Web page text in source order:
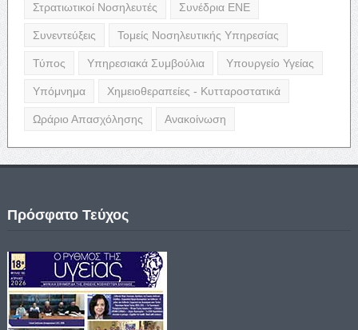
Στρατιωτικοί Νοσηλευτές Συνέδρια ΕΝΕ
Συνεντεύξεις Τομείς Νοσηλευτικής Υπηρεσίας
Τύπος Υπηρεσιακά Συμβούλια Υπουργείο Υγείας
Υπόμνημα Χημειοθεραπείες - Κυτταροστατικά
Ωράριο Απασχόλησης Ανακοίνωση
Πρόσφατο Τεύχος